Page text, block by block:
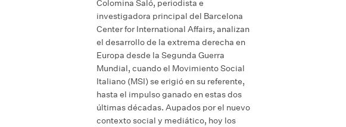
Colomina Saló, periodista e
investigadora principal del Barcelona
Center for International Affairs, analizan
el desarrollo de la extrema derecha en
Europa desde la Segunda Guerra
Mundial, cuando el Movimiento Social
Italiano (MSI) se erigió en su referente,
hasta el impulso ganado en estas dos
últimas décadas. Aupados por el nuevo
contexto social y mediático, hoy los